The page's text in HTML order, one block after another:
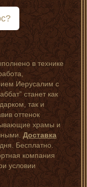
в технике
Иерусалим с
станет как
так и
оттенок
храмы и
Доставка
Бесплатно.
компания
условии